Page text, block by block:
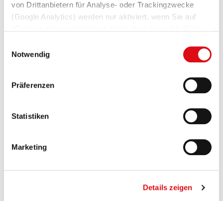
von Drittanbietern für Analyse- oder Trackingzwecke
(Google Analytics) werden nur aktiviert, wenn Sie auf
erfahren Sie in unserer
—
Notwendig
Präferenzen
Statistiken
Marketing
Details zeigen
mit einem Beitrag zur